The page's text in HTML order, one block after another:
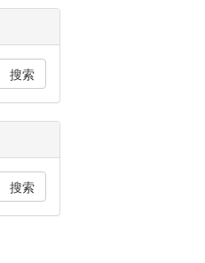
搜索
搜索